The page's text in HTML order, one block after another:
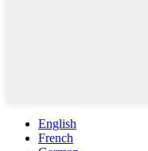
English
French